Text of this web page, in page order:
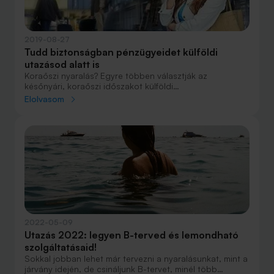
Tudd biztonságban pénzügyeidet külföldi
utazásod alatt is
Koraőszi nyaralás? Egyre többen választják az
későnyári, koraőszi időszakot külföldi
kikapcsolódásukhoz. Enyhül a hőség, csökken a turisták
még a költségeken is faraghatunk az utószezonban. És
ha már sikerült jó áron elutaznunk, arra is érdemes
figyelmet szentelnünk, hogy a vakáció alatt is
biztonságban tudjuk a pénzünket.
Elolvasom
Utazás 2022: legyen B-terved és lemondható
szolgáltatásaid!
Sokkal jobban lehet már tervezni a nyaralásunkat, mint a
járvány idején, de csináljunk B-tervet, minél több